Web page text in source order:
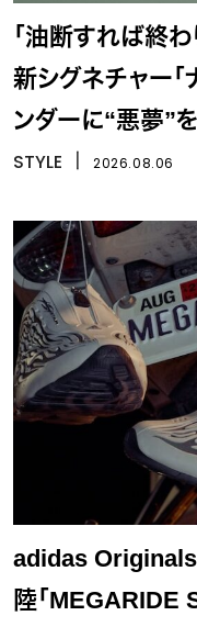
「油断すれば終わ
新シグネチャー「
ンダーに“悪夢”
STYLE 2026.08.06
adidas Originals
陸「MEGARIDE